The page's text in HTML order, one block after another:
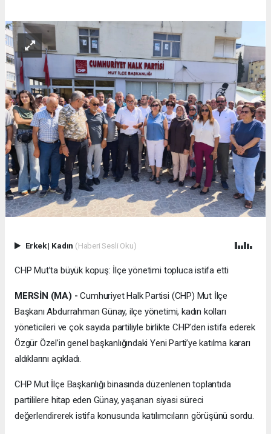
Erkek| Kadın (Haberi Sesli Oku)
CHP Mut’ta büyük kopuş: İlçe yönetimi topluca istifa etti
MERSİN (MA) - Cumhuriyet Halk Partisi (CHP) Mut İlçe
Başkanı Abdurrahman Günay, ilçe yönetimi, kadın kolları
yöneticileri ve çok sayıda partiliyle birlikte CHP’den istifa ederek
Özgür Özel’in genel başkanlığındaki Yeni Parti’ye katılma kararı
aldıklarını açıkladı.
CHP Mut İlçe Başkanlığı binasında düzenlenen toplantıda
partililere hitap eden Günay, yaşanan siyasi süreci
değerlendirerek istifa konusunda katılımcıların görüşünü sordu.